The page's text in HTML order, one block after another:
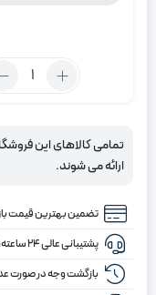
تعداد:
طرح
چوبتمامی کالاهای این
ارائه می شوند.
تضمین بهترین قیمت
پشتیبانی عالی ۲۴ ساعته، ۷ روز هفته
بازگشت وجه در صورت